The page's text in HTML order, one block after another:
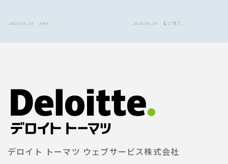
2020.05.13 AWS 2016.03.19 ビジネス
デロイト トーマツ ウェブサービス株式会社